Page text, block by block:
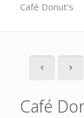
Café Donut’s
Café